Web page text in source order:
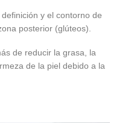
definición y el contorno de
posterior (glúteos).
de reducir la grasa, la
de la piel debido a la